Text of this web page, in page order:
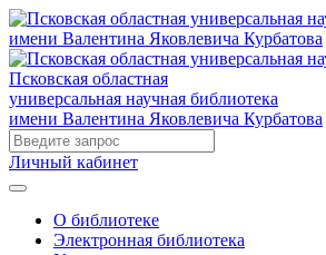
Псковская областная
универсальная научная библиотека
имени Валентина Яковлевича Курбатова
Личный кабинет
О библиотеке
Электронная библиотека